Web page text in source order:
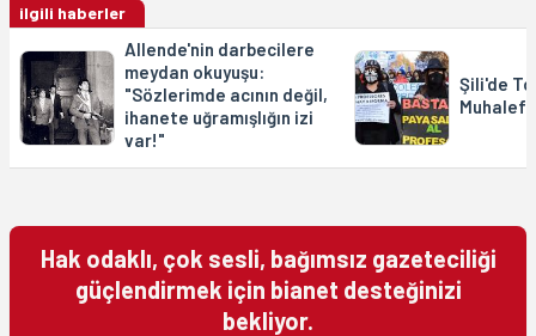
ilgili haberler
Allende'nin darbecilere
meydan okuyuşu:
"Sözlerimde acının değil,
ihanete uğramışlığın izi
var!"
Şili'de
Hak odaklı, çok sesli, bağımsız gazeteciliği
güçlendirmek için bianet desteğinizi
bekliyor.